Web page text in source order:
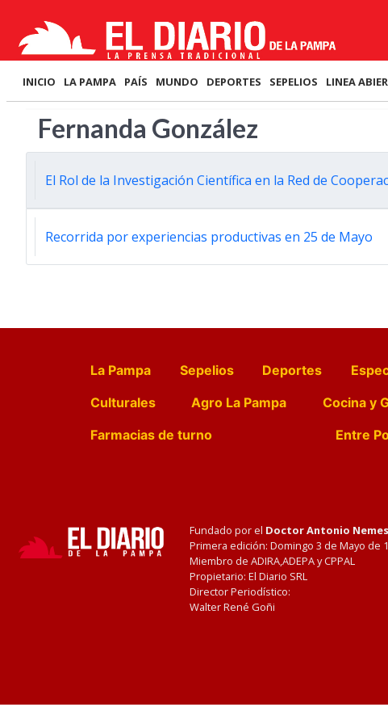
INICIO LA PAMPA PAÍS MUNDO DEPORTES SEPELIOS LINEA
Fernanda González
El Rol de la Investigación Científica en la Red de
Recorrida por experiencias productivas en 25 de Mayo
La Pampa Sepelios Deportes
Culturales
Agro La Pampa Cocina y
Farmacias de turno
Entre
Fundado por el Doctor Antonio
Primera edición: Domingo 3 de Mayo de
Miembro de ADIRA,ADEPA y CPPAL
Propietario: El Diario SRL
Director Periodístico:
Walter René Goñi